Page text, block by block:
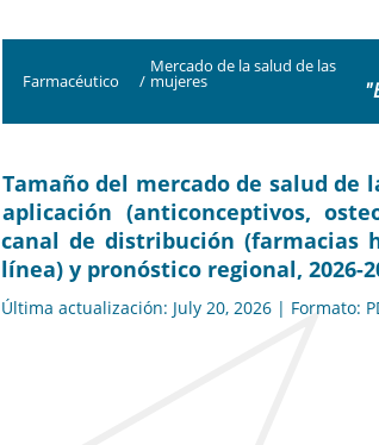
Farmacéutico /
Mercado de la salud de las
mujeres
Tamaño del mercado de salud
aplicación (anticonceptivos,
canal de distribución (farmacias
línea) y pronóstico regional, 2026-
Última actualización: July 20, 2026 | Formato: